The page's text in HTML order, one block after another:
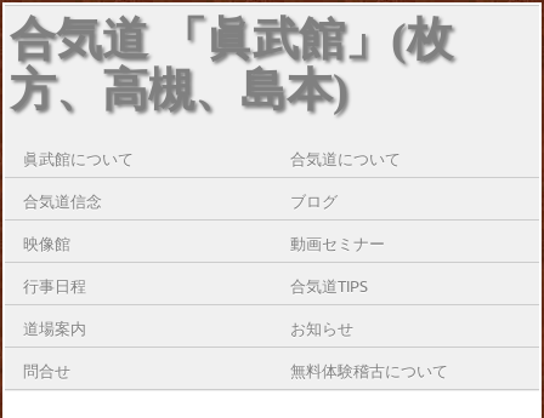
合気道 「眞武館」(枚
方、高槻、島本)
眞武館について 合気道について
合気道信念 ブログ
映像館 動画セミナー
行事日程 合気道TIPS
道場案内 お知らせ
問合せ 無料体験稽古について